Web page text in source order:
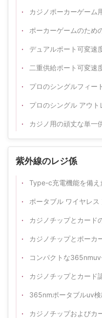
カジノポーカーゲーム用自
ポーカーゲームのため
デュアルポート可変速度自動トランプシュ
二重供給ポート可変速度自動カードシュレ
プロのシングルフィー
プロのシングル アウトレッ
カジノ用の頑丈な単一
紫外線のレジ係
Type-c充電機能を備えたプロフェ
ポータブル ワイヤレス 充電 UV
カジノチップとカードの
カジノチップとポーカーカードを
コンパクトな365nmuvチェッ
カジノチップとカード認
365nmポータブルuv検出器ラン
カジノチップおよびカード検査